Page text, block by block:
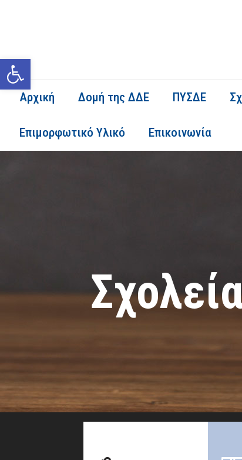
Ανοίξτε τη γραμμή εργαλείων
Αρχική Δομή της ΔΔΕ ΠΥΣΔΕ
Επιμορφωτικό Υλικό Επικοινωνία